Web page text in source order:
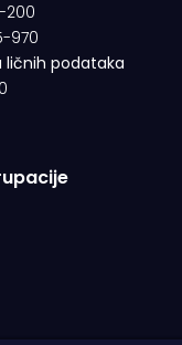
200
970
ličnih podataka